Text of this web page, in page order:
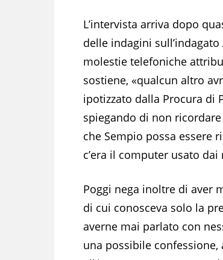
L’intervista arriva dopo
delle indagini
molestie telefoniche
sostiene, «qualcun altro
ipotizzato dalla Procura di
spiegando di non
che Sempio possa essere
c’era il computer usato dai
Poggi nega inoltre di aver
di cui conosceva solo la
averne mai parlato con
una possibile confessione,